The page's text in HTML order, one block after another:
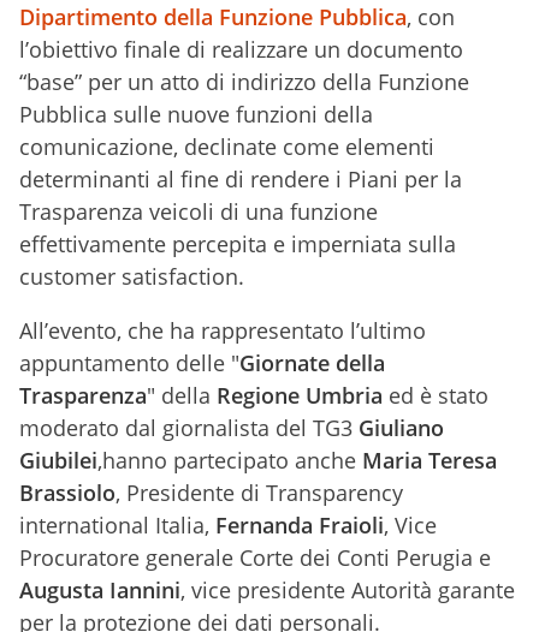
Dipartimento della Funzione Pubblica, con
l’obiettivo finale di realizzare un documento
“base” per un atto di indirizzo della Funzione
Pubblica sulle nuove funzioni della
comunicazione, declinate come elementi
determinanti al fine di rendere i Piani per la
Trasparenza veicoli di una funzione
effettivamente percepita e imperniata sulla
customer satisfaction.
All’evento, che ha rappresentato l’ultimo
appuntamento delle "Giornate della
Trasparenza" della Regione Umbria ed è stato
moderato dal giornalista del TG3 Giuliano
Giubilei,hanno partecipato anche Maria Teresa
Brassiolo, Presidente di Transparency
international Italia, Fernanda Fraioli, Vice
Procuratore generale Corte dei Conti Perugia e
Augusta Iannini, vice presidente Autorità garante
per la protezione dei dati personali.